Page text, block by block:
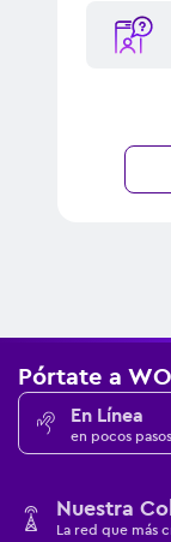
Pórtate a
En Línea
en pocos pasos
Nuestra
La red que más